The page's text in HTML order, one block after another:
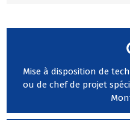
Mise à disposition de
ou de chef de projet